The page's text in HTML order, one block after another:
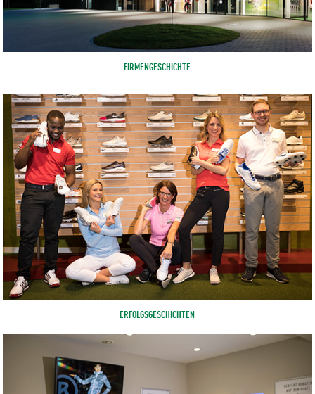
FIRMENGESCHICHTE
ERFOLGSGESCHICHTEN